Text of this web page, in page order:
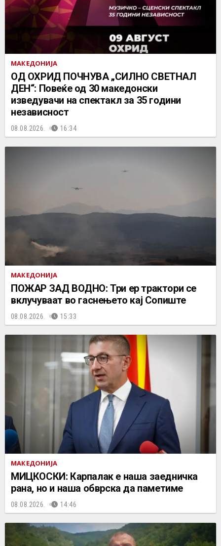
МАКЕДОНИЈА
ОД ОХРИД ПОЧНУВА „СИЛНО СВЕТНАЛ
ДЕН“: Повеќе од 30 македонски
изведувачи на спектакл за 35 години
независност
08.08.2026. 16:34
МАКЕДОНИЈА
ПОЖАР ЗАД ВОДНО: Три ер трактори се
вклучуваат во гаснењето кај Сопиште
08.08.2026. 15:33
МАКЕДОНИЈА
МИЦКОСКИ: Карпалак е наша заедничка
рана, но и наша обврска да паметиме
08.08.2026. 14:46